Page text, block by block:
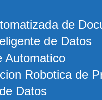
de
de Datos
Automatico
Robotica de
Datos